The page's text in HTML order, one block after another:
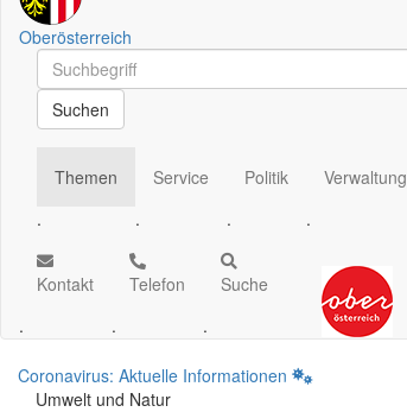
Oberösterreich
Schnellsuche
Schnellsuche
Suchen
Themen
.
Service
.
Politik
.
Verwaltung
.
Kontakt
.
Telefon
.
Suche
.
Coronavirus: Aktuelle Informationen
Umwelt und Natur